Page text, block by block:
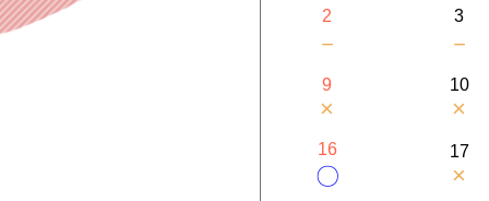
2
－
3
－
9
×
10
×
16
〇
17
×